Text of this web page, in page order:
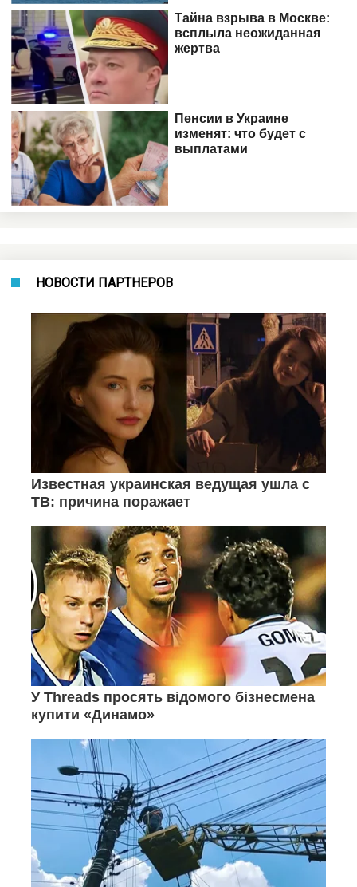
НОВОСТИ ПАРТНЕРОВ